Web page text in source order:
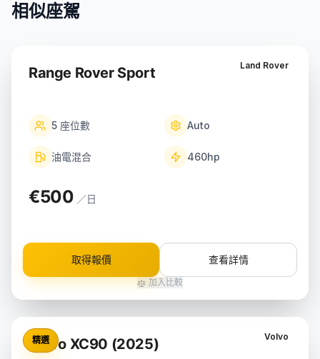
相似座駕
Land Rover
Range Rover Sport
5 座位數 Auto
油電混合 460hp
€500 ／日
取得報價 查看詳情
加入比較
精選 Volvo
Volvo XC90 (2025)